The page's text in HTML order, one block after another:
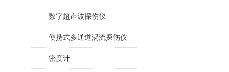
数字超声波探伤仪
便携式多通道涡流探伤仪
密度计